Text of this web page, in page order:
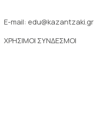
E-mail: edu@kazantzaki.gr
ΧΡΗΣΙΜΟΙ ΣΥΝΔΕΣΜΟΙ